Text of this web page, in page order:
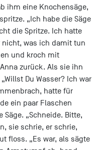
ihm eine Knochensäge,
„Ich habe die Säge
die Spritze. Ich hatte
nicht, was ich damit tun
und kroch mit
zurück. Als sie ihn
Du Wasser? Ich war
hatte für
ein paar Flaschen
Säge. „Schneide. Bitte,
sie schrie, er schrie,
floss. „Es war, als sägte